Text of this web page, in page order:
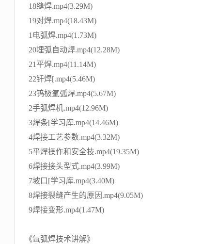
18缝焊.mp4(3.29M)
19对焊.mp4(18.43M)
1电弧焊.mp4(1.73M)
20埋弧自动焊.mp4(12.28M)
21平焊.mp4(11.14M)
22钎焊[.mp4(5.46M)
23钨极氩弧焊.mp4(5.67M)
2手弧焊机.mp4(12.96M)
3焊条[学习库.mp4(14.46M)
4焊接工艺参数.mp4(3.32M)
5平焊操作和安全技.mp4(19.35M)
6焊接接头型式.mp4(3.99M)
7坡口[学习库.mp4(3.40M)
8焊接裂缝产生的原因.mp4(9.05M)
9焊接变形.mp4(1.47M)
《氩弧焊技术讲解》